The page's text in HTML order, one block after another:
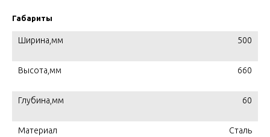
Габариты
Ширина,мм 500
Высота,мм 660
Глубина,мм 60
Материал Сталь